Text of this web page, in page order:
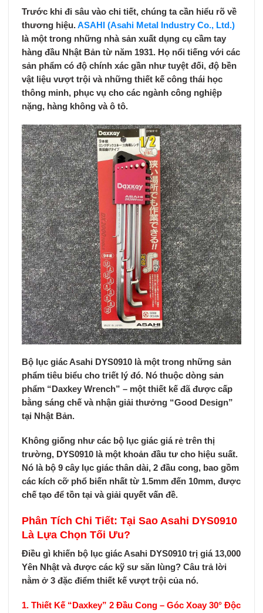
Trước khi đi sâu vào chi tiết, chúng ta cần hiểu rõ về
thương hiệu.ASAHI (Asahi Metal Industry Co., Ltd.)
là một trong những nhà sản xuất dụng cụ cầm tay
hàng đầu Nhật Bản từ năm 1931. Họ nổi tiếng với các
sản phẩm có độ chính xác gần như tuyệt đối, độ bền
vật liệu vượt trội và những thiết kế công thái học
thông minh, phục vụ cho các ngành công nghiệp
nặng, hàng không và ô tô.
Bộ lục giác Asahi DYS0910 là một trong những sản
phẩm tiêu biểu cho triết lý đó. Nó thuộc dòng sản
phẩm “Daxkey Wrench” – một thiết kế đã được cấp
bằng sáng chế và nhận giải thưởng “Good Design”
tại Nhật Bản.
Không giống như các bộ lục giác giá rẻ trên thị
trường, DYS0910 là một khoản đầu tư cho hiệu suất.
Nó là bộ 9 cây lục giác thân dài, 2 đầu cong, bao gồm
các kích cỡ phổ biến nhất từ 1.5mm đến 10mm, được
chế tạo để tồn tại và giải quyết vấn đề.
Phân Tích Chi Tiết: Tại Sao Asahi DYS0910
Là Lựa Chọn Tối Ưu?
Điều gì khiến bộ lục giác Asahi DYS0910 trị giá 13,000
Yên Nhật và được các kỹ sư săn lùng? Câu trả lời
nằm ở 3 đặc điểm thiết kế vượt trội của nó.
1. Thiết Kế “Daxkey” 2 Đầu Cong – Góc Xoay 30° Độc